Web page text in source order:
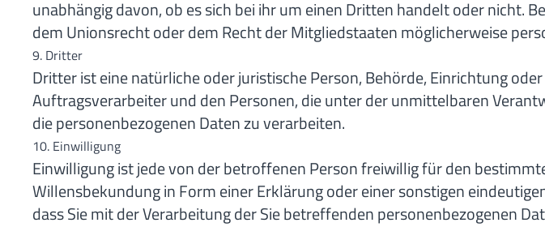
unabhängig davon, ob es sich bei ihr um einen Dritten handelt oder nicht.
dem Unionsrecht oder dem Recht der Mitgliedstaaten möglicherweise
9. Dritter
Dritter ist eine natürliche oder juristische Person, Behörde, Einrichtung
Auftragsverarbeiter und den Personen, die unter der unmittelbaren
die personenbezogenen Daten zu verarbeiten.
10. Einwilligung
Einwilligung ist jede von der betroffenen Person freiwillig für den
Willensbekundung in Form einer Erklärung oder einer sonstigen
dass Sie mit der Verarbeitung der Sie betreffenden personenbezogenen